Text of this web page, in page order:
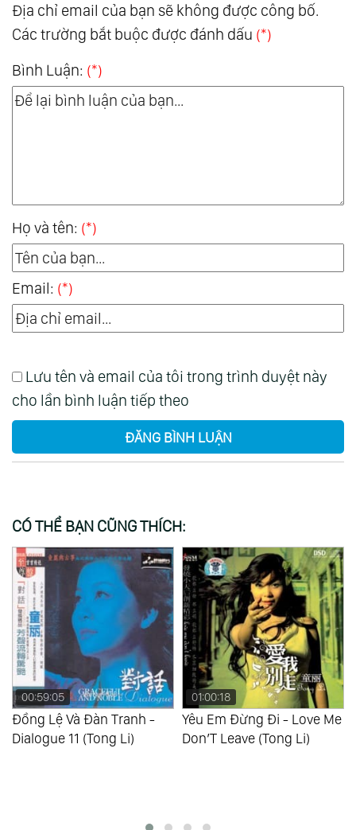
Địa chỉ email của bạn sẽ không được công bố.
Các trường bắt buộc được đánh dấu (*)
Bình Luận: (*)
Họ và tên: (*)
Email: (*)
Lưu tên và email của tôi trong trình duyệt này
cho lần bình luận tiếp theo
ĐĂNG BÌNH LUẬN
CÓ THỂ BẠN CŨNG THÍCH:
01:00:18
Yêu Em Đừng Đi - Love Me
Don’T Leave (Tong Li)
00:55:42
Tình Yêu Bất Tận - Endless
Love Vol.10 (Tong Li)